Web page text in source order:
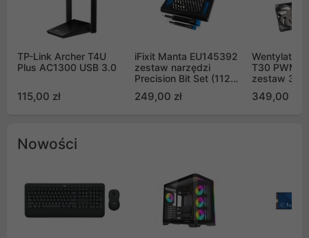
TP-Link Archer T4U
Plus AC1300 USB 3.0
115,00 zł
iFixit Manta EU145392
zestaw narzędzi
Precision Bit Set (112
249,00 zł
Wentylator
T30 PWM
zestaw 3
349,00 zł
Nowości